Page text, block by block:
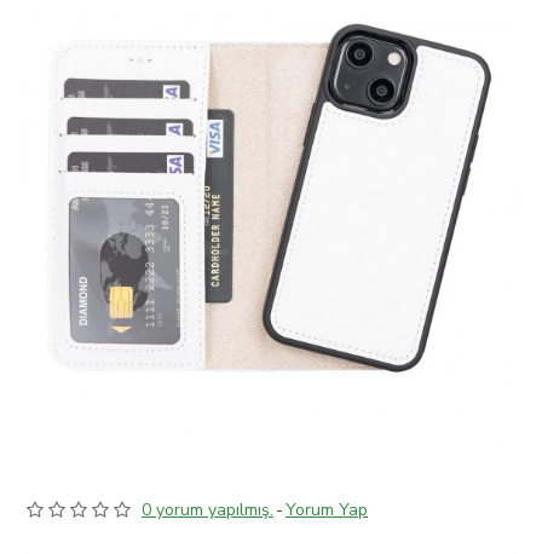
0 yorum yapılmış. -Yorum Yap